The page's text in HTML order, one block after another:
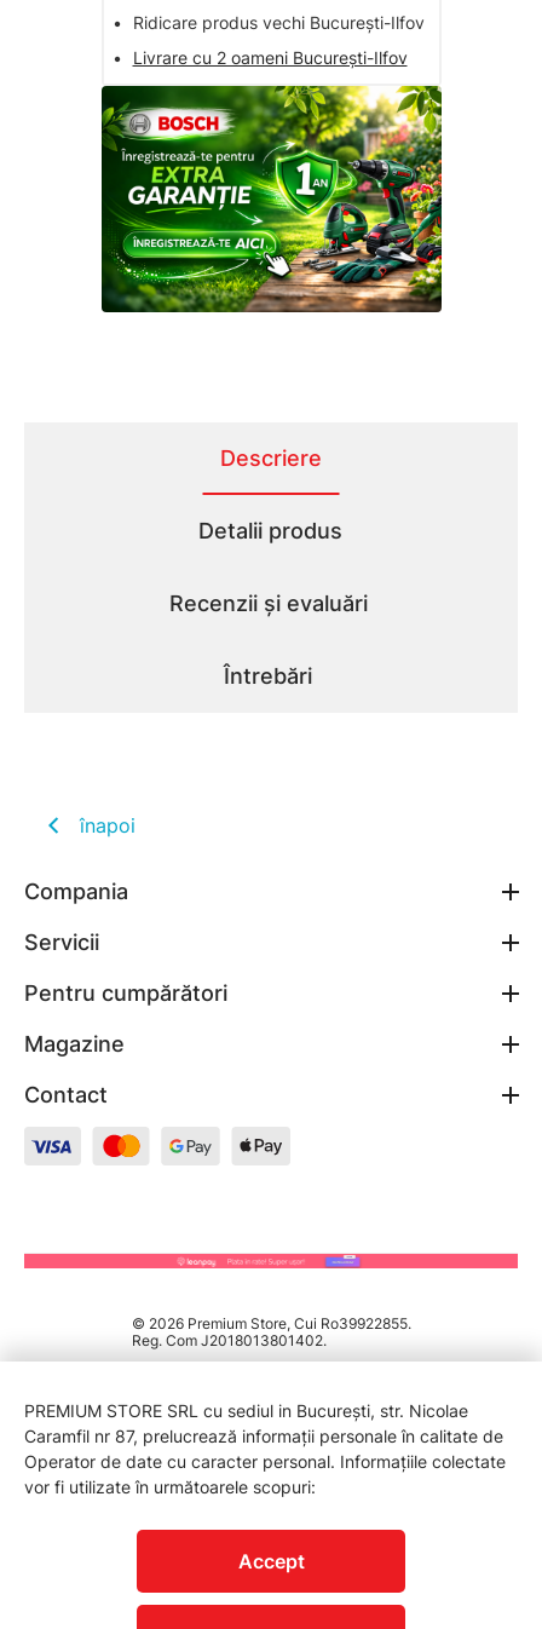
•
Ridicare produs vechi București-Ilfov
•
Livrare cu 2 oameni București-Ilfov
Descriere
Detalii produs
Recenzii și evaluări
Întrebări
înapoi
Compania
Servicii
Pentru cumpărători
Magazine
Contact
© 2026 Premium Store, Cui Ro39922855.
Reg. Com J2018013801402.
PREMIUM STORE SRL cu sediul in București, str. Nicolae
Caramfil nr 87, prelucrează informații personale în calitate de
Operator de date cu caracter personal. Informațiile colectate
vor fi utilizate în următoarele scopuri:
Accept